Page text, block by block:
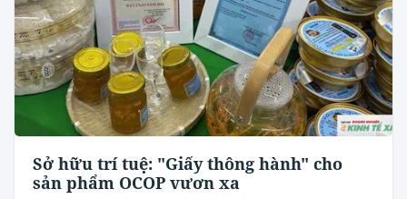
Sở hữu trí tuệ: "Giấy thông hành" cho
sản phẩm OCOP vươn xa